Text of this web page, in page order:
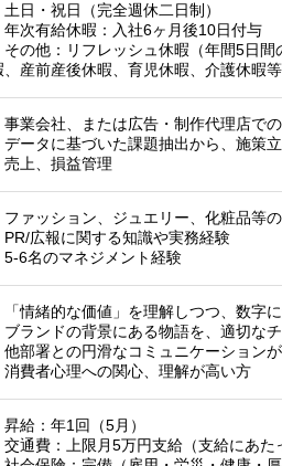
土日・祝日（完全週休二日制）
年次有給休暇：入社6ヶ月後10日付与
その他：リフレッシュ休暇（年間5日
、産前産後休暇、育児休暇、介護休暇等
事業会社、または広告・制作代理店で
データに基づいた課題抽出から、施策
売上、損益管理
ファッション、ジュエリー、化粧品等
PR/広報に関する知識や実務経験
5-6名のマネジメント経験
「情緒的な価値」を理解しつつ、数字
ブランドの背景にある物語を、適切な
他部署との円滑なコミュニケーション
消費者心理への関心、理解が高い方
昇給：年1回（5月）
交通費：上限月5万円支給（支給にあた